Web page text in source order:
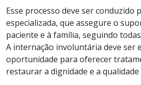
Esse processo deve ser conduzido
especializada, que assegure o
paciente e à família, seguindo
A internação involuntária deve ser
oportunidade para oferecer
restaurar a dignidade e a qualidade